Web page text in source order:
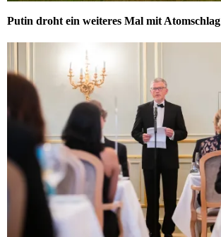
Putin droht ein weiteres Mal mit Atomschlag